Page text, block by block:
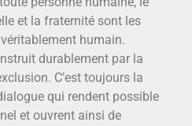
et la fraternité sont les
humain.
durablement par la
C’est toujours la
qui rendent possible
et ouvrent ainsi de